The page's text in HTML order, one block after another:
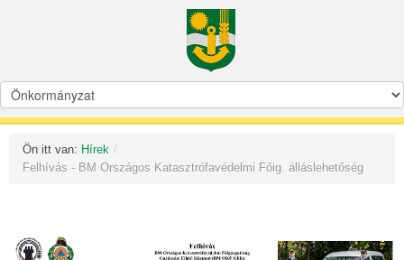
Ön itt van: Hírek /
Felhívás - BM Országos Katasztrófavédelmi Főig. álláslehetőség